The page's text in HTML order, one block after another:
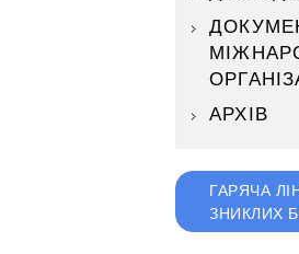
АРХІВ
ГАРЯЧА
ЗНИКЛИХ